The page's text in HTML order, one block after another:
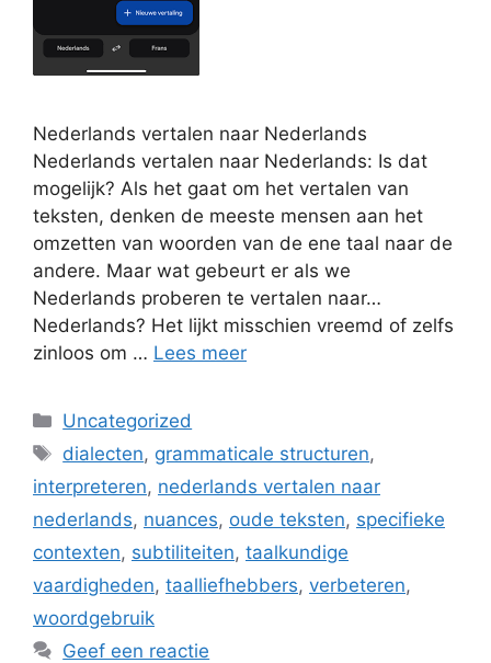
Nederlands vertalen naar Nederlands
Nederlands vertalen naar Nederlands: Is dat
mogelijk? Als het gaat om het vertalen van
teksten, denken de meeste mensen aan het
omzetten van woorden van de ene taal naar de
andere. Maar wat gebeurt er als we
Nederlands proberen te vertalen naar…
Nederlands? Het lijkt misschien vreemd of zelfs
zinloos om … Lees meer
Categorieën
Uncategorized
Tags
dialecten, grammaticale structuren,
interpreteren, nederlands vertalen naar
nederlands, nuances, oude teksten, specifieke
contexten, subtiliteiten, taalkundige
vaardigheden, taalliefhebbers, verbeteren,
woordgebruik
Geef een reactie